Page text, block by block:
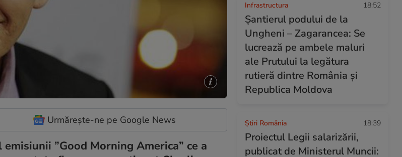
Urmărește-ne pe Google News
”Good Morning America” ce a
Infrastructura 18:52
Șantierul podului de la
Ungheni – Zagarancea: Se
lucrează pe ambele maluri
ale Prutului la legătura
rutieră dintre România și
Republica Moldova
Știri România 18:39
Proiectul Legii salarizării,
publicat de Ministerul Muncii: